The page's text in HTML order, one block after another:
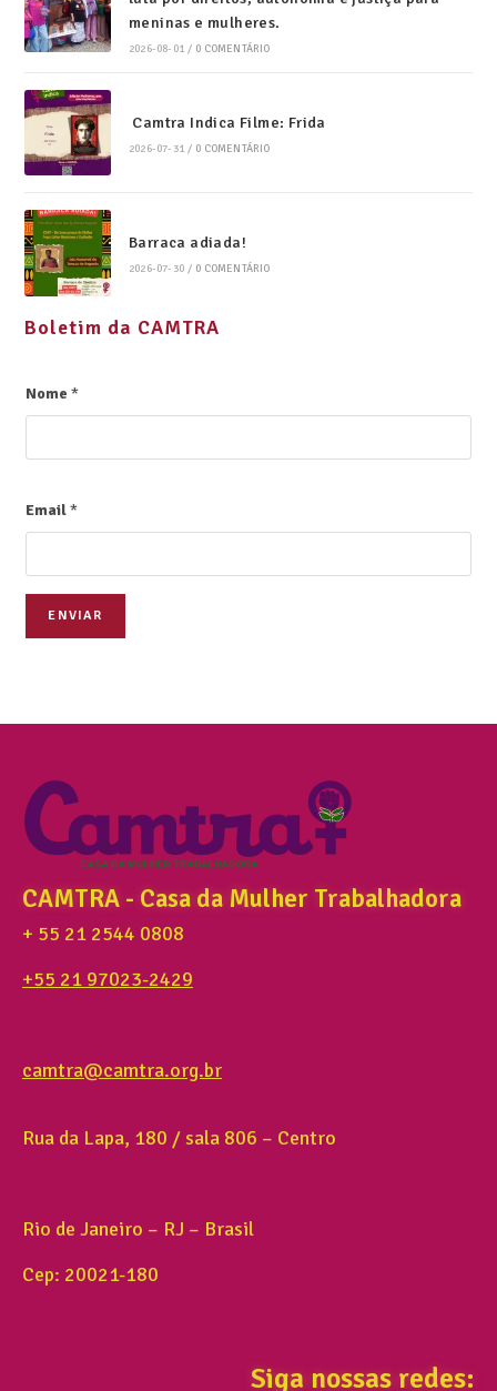
meninas e mulheres.
2026-08-01 / 0 COMENTÁRIO
Camtra Indica Filme: Frida
2026-07-31 / 0 COMENTÁRIO
Barraca adiada!
2026-07-30 / 0 COMENTÁRIO
Boletim da CAMTRA
Nome*
Email*
ENVIAR
CAMTRA - Casa da Mulher Trabalhadora
+ 55 21 2544 0808
+55 21 97023-2429
camtra@camtra.org.br
Rua da Lapa, 180 / sala 806 – Centro
Rio de Janeiro – RJ – Brasil
Cep: 20021-180
Siga nossas redes: